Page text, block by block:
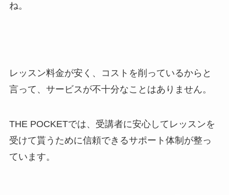
ね。
レッスン料金が安く、コストを削っているからと
言って、サービスが不十分なことはありません。
THE POCKETでは、受講者に安心してレッスンを
受けて貰うために信頼できるサポート体制が整っ
ています。